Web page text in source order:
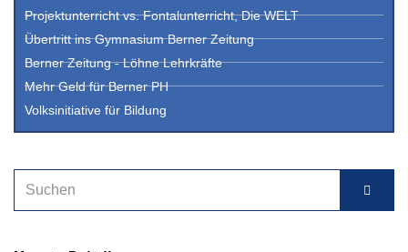
Projektunterricht vs. Fontalunterricht, Die WELT
Übertritt ins Gymnasium Berner Zeitung
Berner Zeitung - Löhne Lehrkräfte
Mehr Geld für Berner PH
Volksinitiative für Bildung